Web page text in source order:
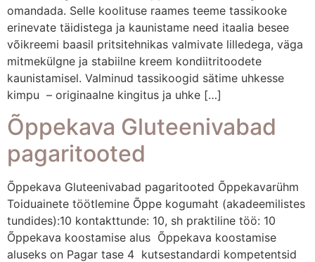
omandada. Selle koolituse raames teeme tassikooke
erinevate täidistega ja kaunistame need itaalia besee
võikreemi baasil pritsitehnikas valmivate lilledega, väga
mitmekülgne ja stabiilne kreem kondiitritoodete
kaunistamisel. Valminud tassikoogid sätime uhkesse
kimpu – originaalne kingitus ja uhke […]
Õppekava Gluteenivabad
pagaritooted
Õppekava Gluteenivabad pagaritooted Õppekavarühm
Toiduainete töötlemine Õppe kogumaht (akadeemilistes
tundides):10 kontakttunde: 10, sh praktiline töö: 10
Õppekava koostamise alus Õppekava koostamise
aluseks on Pagar tase 4 kutsestandardi kompetentsid